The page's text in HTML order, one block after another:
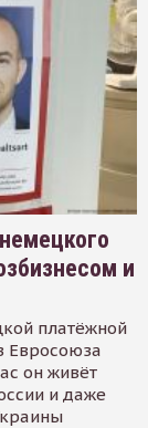
и
платёжной
Евросоюза
он живёт
и даже